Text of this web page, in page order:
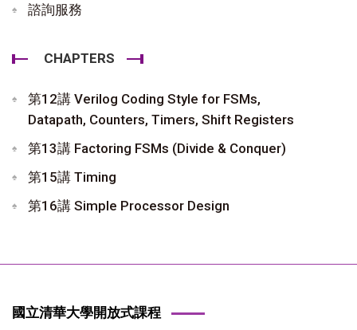
諮詢服務
CHAPTERS
第12講 Verilog Coding Style for FSMs,
Datapath, Counters, Timers, Shift Registers
第13講 Factoring FSMs (Divide & Conquer)
第15講 Timing
第16講 Simple Processor Design
國立清華大學開放式課程